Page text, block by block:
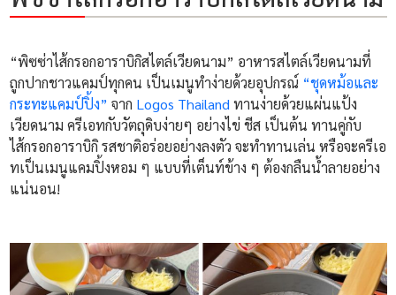
“พิซซ่าไส้กรอกอาราบิกิสไตล์เวียดนาม” อาหารสไตล์เวียดนามที่
ถูกปากชาวแคมป์ทุกคน เป็นเมนูทำง่ายด้วยอุปกรณ์ “ชุดหม้อและ
กระทะแคมป์ปิ้ง” จาก Logos Thailand ทานง่ายด้วยแผ่นแป้ง
เวียดนาม ครีเอทกับวัตถุดิบง่ายๆ อย่างไข่ ชีส เป็นต้น ทานคู่กับ
ไส้กรอกอาราบิกิ รสชาติอร่อยอย่างลงตัว จะทำทานเล่น หรือจะครีเอ
ทเป็นเมนูแคมปิ้งหอม ๆ แบบที่เต็นท์ข้าง ๆ ต้องกลืนน้ำลายอย่าง
แน่นอน!